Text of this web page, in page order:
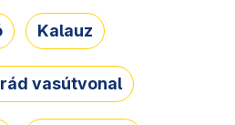
Kalauz
vasútvonal